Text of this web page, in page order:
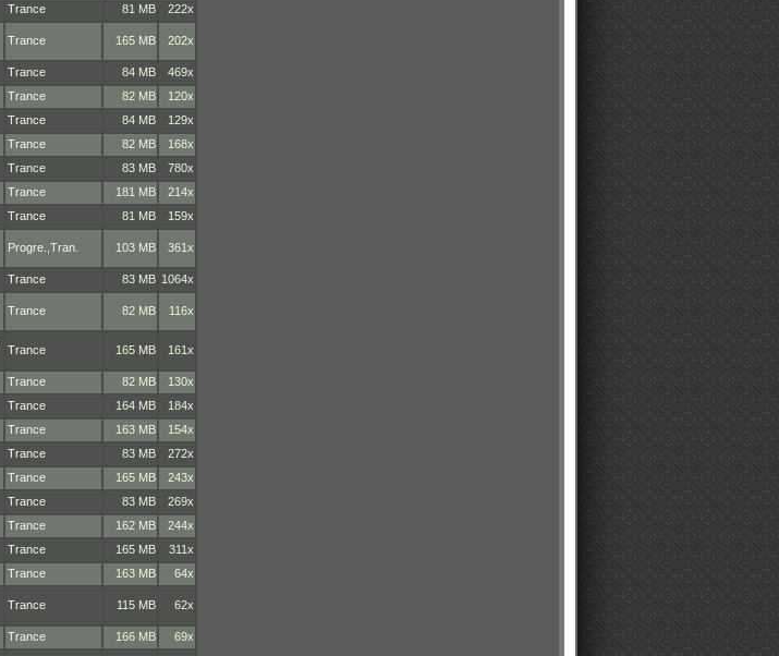
Trance 81 MB
222x
Trance 165 MB 202x
Trance 84 MB
469x
Trance 82 MB
120x
Trance 84 MB
129x
Trance 82 MB
168x
Trance 83 MB
780x
Trance 181 MB
214x
Trance 81 MB
159x
Progre. Tran. 103 MB 361x
Trance 83 MB 1064x
Trance 82 MB 116x
Trance 165 MB 161x
Trance 82 MB
130x
Trance 164 MB
184x
Trance 163 MB
154x
Trance 83 MB
272x
Trance 165 MB
243x
Trance 83 MB
269x
Trance 162 MB
244x
Trance 165 MB
311x
Trance 163 MB
64x
Trance 115 MB 62x
Trance 166 MB
69x